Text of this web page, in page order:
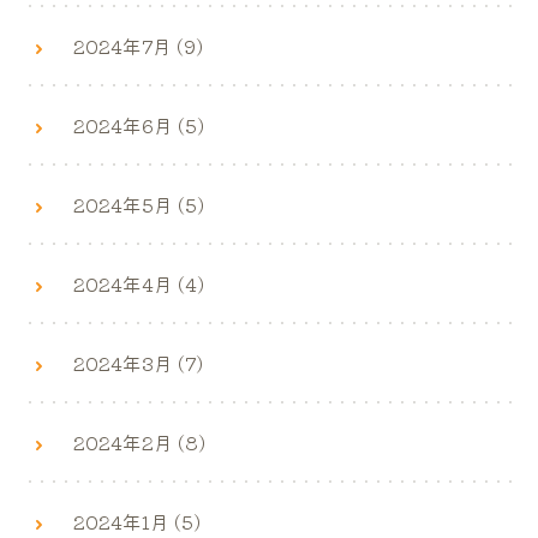
2024年7月 (9)
2024年6月 (5)
2024年5月 (5)
2024年4月 (4)
2024年3月 (7)
2024年2月 (8)
2024年1月 (5)